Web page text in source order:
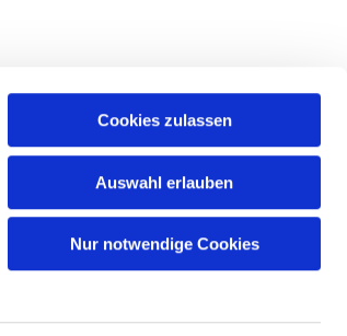
Cookies zulassen
Auswahl erlauben
Nur notwendige Cookies